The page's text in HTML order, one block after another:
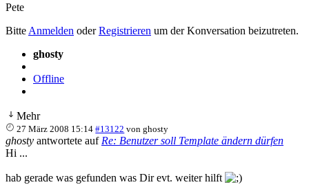
Pete
Bitte Anmelden oderRegistrieren um der Konversation beizutreten.
ghosty
Offline
Mehr
27 März 2008 15:14 #13122 vonghosty
ghosty antwortete auf Re: Benutzer soll Template ändern dürfen
Hi ...
hab gerade was gefunden was Dir evt. weiter hilft